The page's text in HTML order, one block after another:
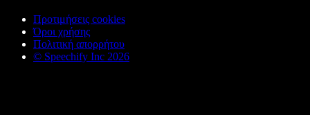
Προτιμήσεις cookies
Όροι χρήσης
Πολιτική απορρήτου
© Speechify Inc 2026